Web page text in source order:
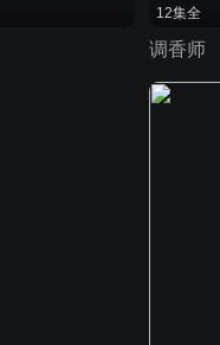
12集全
调香师